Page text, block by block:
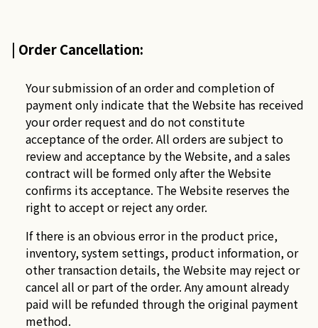
| Order Cancellation:
Your submission of an order and completion of
payment only indicate that the Website has received
your order request and do not constitute
acceptance of the order. All orders are subject to
review and acceptance by the Website, and a sales
contract will be formed only after the Website
confirms its acceptance. The Website reserves the
right to accept or reject any order.
If there is an obvious error in the product price,
inventory, system settings, product information, or
other transaction details, the Website may reject or
cancel all or part of the order. Any amount already
paid will be refunded through the original payment
method.